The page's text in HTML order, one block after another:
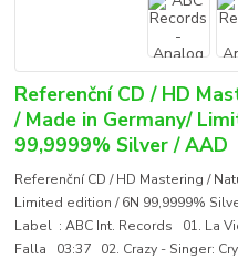
Referenční CD / HD
/ Made in Germany/
99,9999% Silver / AAD
Referenční CD / HD Mastering /
Limited edition / 6N 99,9999%
Label : ABC Int. Records 01. La
Falla 03:37 02. Crazy - Singer: